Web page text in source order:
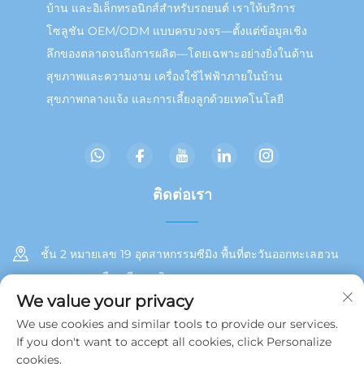
บ้าน และอิเล็กทรอนิกส์สำหรับรถยนต์ เราให้บริการ
โซลูชัน OEM/ODM แบบครบวงจร—ตั้งแต่ข้อมูลเชิง
ลึกของตลาดจนถึงการผลิต—โดยเฉพาะอย่างยิ่งในด้าน
สุขภาพและความงาม เครื่องใช้ไฟฟ้าภายในบ้าน
สุขภาพกลางแจ้ง และการเลี้ยงลูกด้วยเทคโนโลยี
ติดต่อเรา
ชั้น 2 หมายเลข 19 อุตสาหกรรมซีมิง พื้นที่ตะวันออกทะเลฮวน
เขตตงอาน เมืองเซียะเหมิน
+86 13215929911
[email protected]
We value your privacy
We use cookies and similar tools to provide our services.
If you don't want to accept all cookies, click Personalize
cookies.